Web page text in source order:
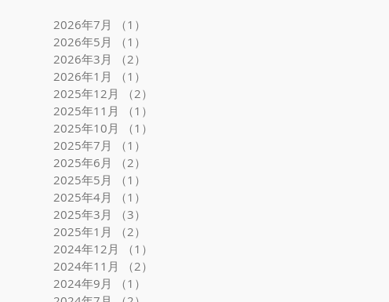
2026年7月 （1）
2026年5月
（1）
2026年3月
（2）
2026年1月
（1）
2025年12月
（2）
2025年11月
（1）
2025年10月
（1）
2025年7月
（1）
2025年6月
（2）
2025年5月
（1）
2025年4月
（1）
2025年3月
（3）
2025年1月
（2）
2024年12月
（1）
2024年11月
（2）
2024年9月
（1）